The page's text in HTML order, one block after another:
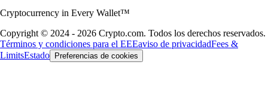
Cryptocurrency in Every Wallet™
Copyright © 2024 - 2026 Crypto.com. Todos los derechos reservados.
Términos y condiciones para el EEEaviso de privacidadFees &
LimitsEstado Preferencias de cookies